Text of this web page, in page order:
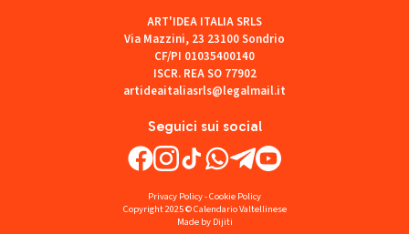
Seguici sui social
ART'IDEA ITALIA SRLS
Via Mazzini, 23 23100 Sondrio
CF/PI 01035400140
ISCR. REA SO 77902
artideaitaliasrls@legalmail.it
Privacy Policy-Cookie Policy
Copyright 2025 © Calendario Valtellinese
Made by Dijiti